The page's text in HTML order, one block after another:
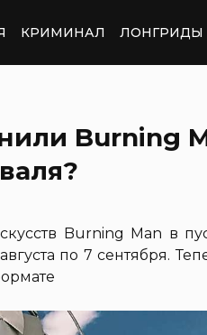
КРИМИНАЛ ЛОНГРИДЫ
Burning
Burning Man в
по 7 сентября.